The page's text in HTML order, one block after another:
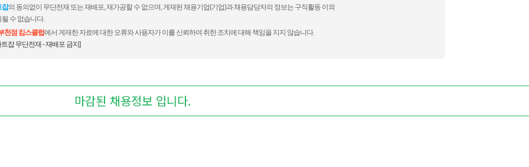
잡의 동의없이 무단전재 또는 재배포, 재가공할 수 없으며, 게재된 채용기업(기업)과 채용담당자의 정보는 구직활동 이외
수 없습니다.
천점 킴스클럽에서 게재한 자료에 대한 오류와 사용자가 이를 신뢰하여 취한 조치에 대해 책임을 지지 않습니다.
잡 무단전재 - 재배포 금지]
마감된 채용정보 입니다.